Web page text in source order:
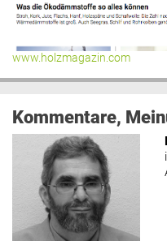
www.holzmagazin.com
Kommentare,